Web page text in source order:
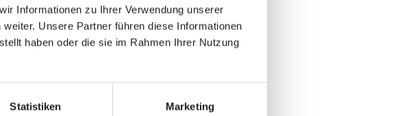
Informationen zu Ihrer Verwendung unserer
Unsere Partner führen diese Informationen
haben oder die sie im Rahmen Ihrer Nutzung
Statistiken Marketing